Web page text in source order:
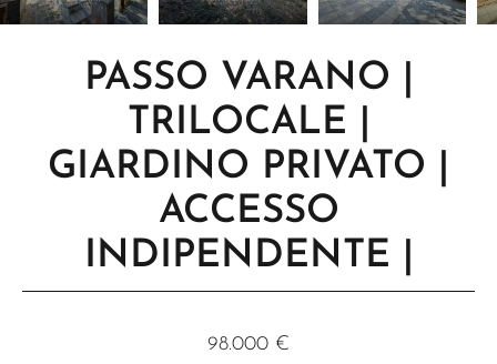
PASSO VARANO |
TRILOCALE |
GIARDINO PRIVATO |
ACCESSO
INDIPENDENTE |
98.000 €